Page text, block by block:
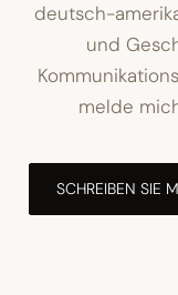
deutsch-
und
melde
SCHREIBEN SIE